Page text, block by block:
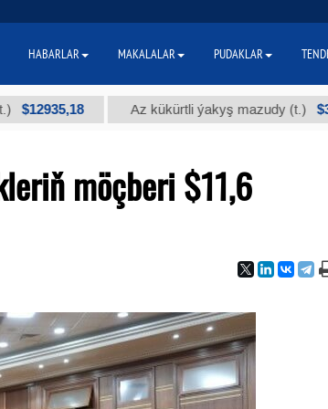
Az kükürtli ýakyş mazudy (t.) $300
möçberi $11,6
HABARLAR MAKALALAR PUDAKLAR